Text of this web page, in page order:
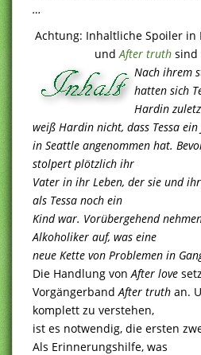
…
Achtung: Inhaltliche Spoiler in
undAfter truthsind
Nach ihrem
hatten sich
Hardin
weiß Hardin nicht, dass Tessa ein
in Seattle angenommen hat.
stolpert plötzlich ihr
Vater in ihr Leben, der sie und
als Tessa noch ein
Kind war. Vorübergehend
Alkoholiker auf, was eine
neue Kette von Problemen in
Die Handlung vonAfter love
VorgängerbandAfter truth an.
komplett zu verstehen,
ist es notwendig, die ersten
Als Erinnerungshilfe, was